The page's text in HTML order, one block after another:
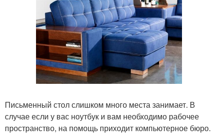
Письменный стол слишком много места занимает. В
случае если у вас ноутбук и вам необходимо рабочее
пространство, на помощь приходит компьютерное бюро.